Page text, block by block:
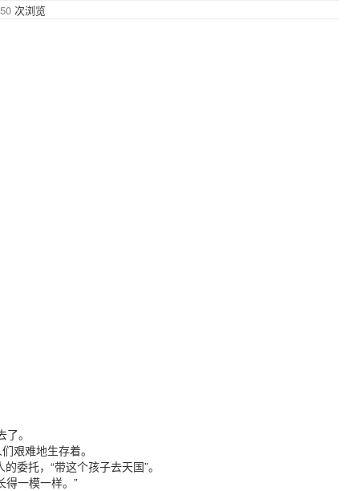
次浏览
。
艰难地生存着。
委托，“带这个孩子去天国”。
得一模一样。”